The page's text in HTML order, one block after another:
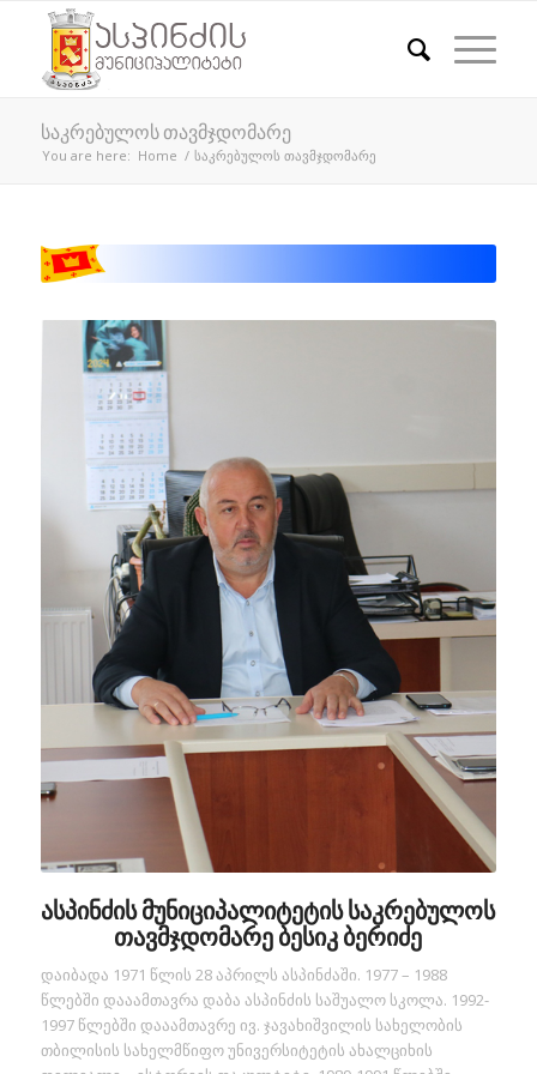
საკრებულოს თავმჯდომარე
You are here: Home / საკრებულოს თავმჯდომარე
ასპინძის მუნიციპალიტეტის საკრებულოს
თავმჯდომარე ბესიკ ბერიძე
დაიბადა 1971 წლის 28 აპრილს ასპინძაში. 1977 – 1988
წლებში დააამთავრა დაბა ასპინძის საშუალო სკოლა. 1992-
1997 წლებში დააამთავრე ივ. ჯავახიშვილის სახელობის
თბილისის სახელმწიფო უნივერსიტეტის ახალციხის